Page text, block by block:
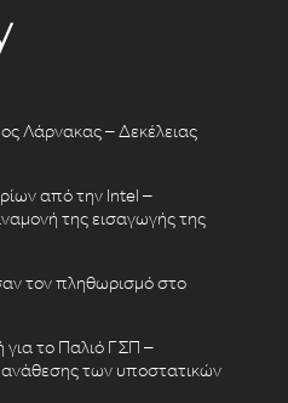
Λάρνακας – Δεκέλειας
από την Intel –
της εισαγωγής της
τον πληθωρισμό στο
το Παλιό ΓΣΠ –
των υποστατικών